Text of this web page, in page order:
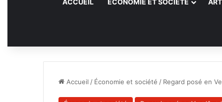
ACCUEIL ÉCONOMIE ET SOCIÉTÉ
Accueil / Économie et société / Regard posé en